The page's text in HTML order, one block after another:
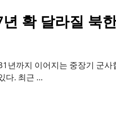
확 달라질 북한
년까지 이어지는 중장기 군
다. 최근 …